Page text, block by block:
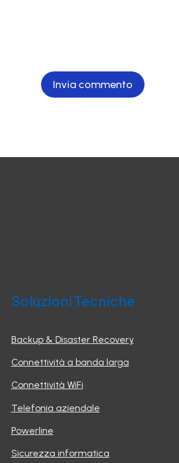
Soluzioni Tecniche
Backup & Disaster Recovery
Connettività a banda larga
Connettività WiFi
Telefonia aziendale
Powerline
Sicurezza informatica